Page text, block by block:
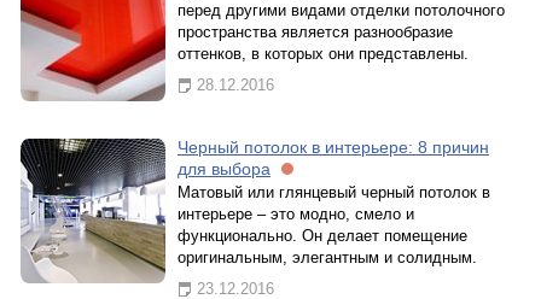
перед другими видами отделки потолочного
пространства является разнообразие
оттенков, в которых они представлены.
28.12.2016
Черный потолок в интерьере: 8 причин
для выбора
Матовый или глянцевый черный потолок в
интерьере – это модно, смело и
функционально. Он делает помещение
оригинальным, элегантным и солидным.
23.12.2016